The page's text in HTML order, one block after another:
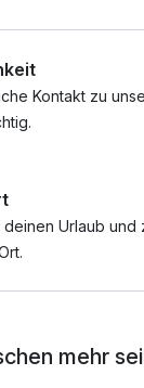
Kontakt zu
Urlaub und
mehr